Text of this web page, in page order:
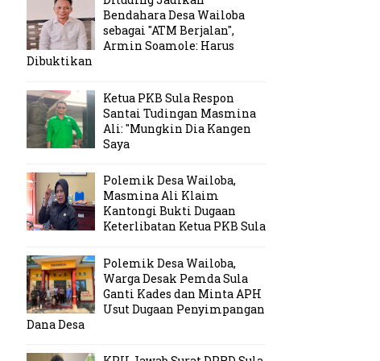
Bendahara Desa Wailoba
sebagai "ATM Berjalan",
Armin Soamole: Harus
Dibuktikan
Ketua PKB Sula Respon
Santai Tudingan Masmina
Ali: "Mungkin Dia Kangen
Saya
Polemik Desa Wailoba,
Masmina Ali Klaim
Kantongi Bukti Dugaan
Keterlibatan Ketua PKB Sula
Polemik Desa Wailoba,
Warga Desak Pemda Sula
Ganti Kades dan Minta APH
Usut Dugaan Penyimpangan
Dana Desa